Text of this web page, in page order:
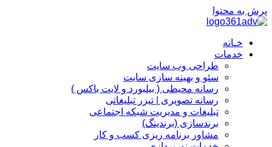
پرش به محتوا
خـانه
خدمات
طراحی وب سایت
سئو و بهینه سازی سایت
رسانه محیطی ( بیلبورد و لایت باکس )
رسانه تصویری | تیزر تبلیغاتی
تبلیغات و مدیریت شبکه اجتماعی
برندسازی (برندینگ)‌
مشاور برنامه ریزی کسب و کار